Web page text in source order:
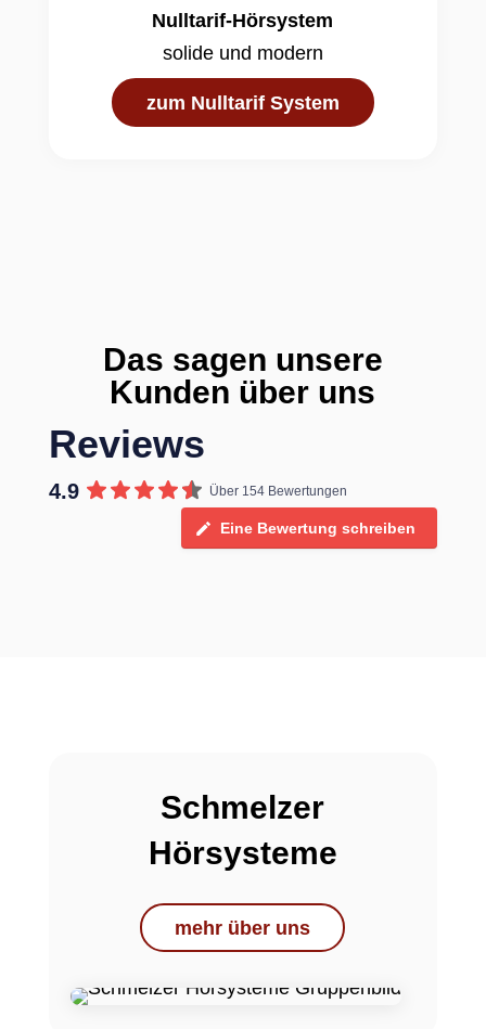
Nulltarif-Hörsystem
solide und modern
zum Nulltarif System
Das sagen unsere
Kunden über uns
Reviews
4.9 Über 154 Bewertungen
Eine Bewertung schreiben
Schmelzer
Hörsysteme
mehr über uns